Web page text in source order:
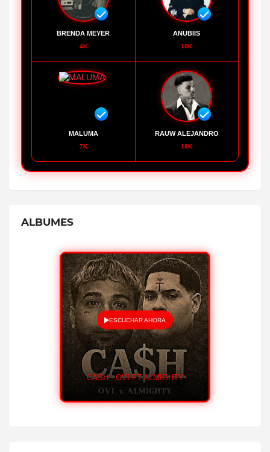
BRENDA MEYER
4K
ANUBIIS
10K
MALUMA
7K
RAUW ALEJANDRO
19K
ALBUMES
ESCUCHAR AHORA
CASH - OVI FT ALMIGHTY